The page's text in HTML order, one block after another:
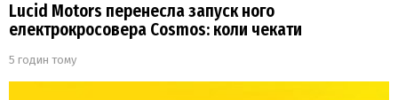
Lucid Motors перенесла запуск ного
електрокросовера Cosmos: коли чекати
5 годин тому